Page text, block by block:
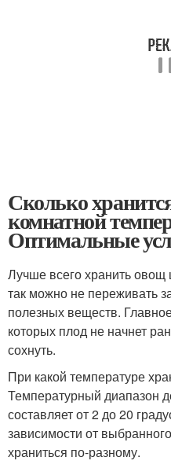
Сколько
комнатной
Оптимальные
Лучше всего хранить
так можно не переживать
полезных веществ.
которых плод не начнет
сохнуть.
При какой температуре
Температурный диапазон
составляет от 2 до 20
зависимости от
храниться по-разному.